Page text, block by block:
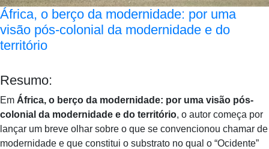
África, o berço da modernidade: por uma
visão pós-colonial da modernidade e do
território
Resumo:
Em África, o berço da modernidade: por uma visão pós-
colonial da modernidade e do território, o autor começa por
lançar um breve olhar sobre o que se convencionou chamar de
modernidade e que constitui o substrato no qual o “Ocidente”